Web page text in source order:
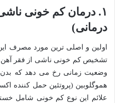
۱. درمان کم خونی
درمانی)
اولین و اصلی ترین مورد مصرف
تشخیص کم خونی ناشی از فقر آهن
وضعیت زمانی رخ می دهد که بدن
هموگلوبین (پروتئین حمل کننده
علائم این نوع کم خونی شامل